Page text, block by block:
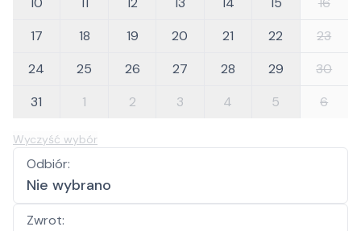
17
18 19 20 21 22
23
24
25 26 27 28 29
30
31
1 2 3 4 5 6
Wyczyść wybór
Odbiór:
Nie wybrano
Zwrot: